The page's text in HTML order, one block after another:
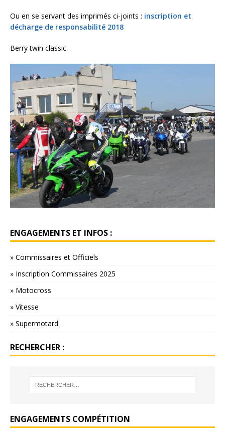
Ou en se servant des imprimés ci-joints : inscription et
décharge de responsabilité 2018
Berry twin classic
ENGAGEMENTS ET INFOS :
» Commissaires et Officiels
» Inscription Commissaires 2025
» Motocross
» Vitesse
» Supermotard
RECHERCHER :
ENGAGEMENTS COMPÉTITION